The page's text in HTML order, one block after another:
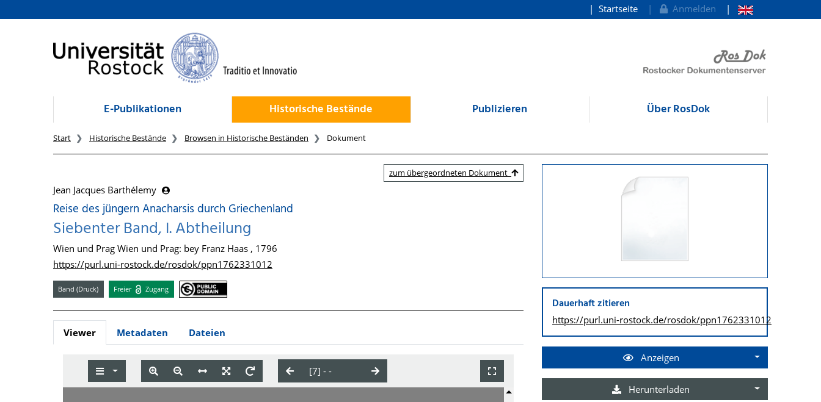
zum Inhalt
Startseite Anmelden
E-Publikationen Historische Bestände Publizieren Über RosDok
Start Historische Bestände Browsen in Historische Beständen Dokument
zum übergeordneten Dokument
Jean Jacques Barthélemy
Reise des jüngern Anacharsis durch Griechenland
Siebenter Band, I. Abtheilung
Wien und Prag Wien und Prag: bey Franz Haas , 1796
https://purl.uni-rostock.de/rosdok/ppn1762331012
Band (Druck) Freier Zugang
Viewer Metadaten Dateien
Dauerhaft zitieren
https://purl.uni-rostock.de/rosdok/ppn1762331012
Anzeigen
Herunterladen